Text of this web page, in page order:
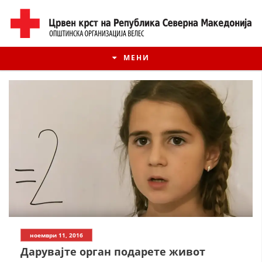
МЕНИ
ИСТОРИЈАТ НА ЦКРМ
ИСТОРИЈАТ НА ДВИЖЕЊЕТО
ноември 11, 2016
Дарувајте орган подарете живот